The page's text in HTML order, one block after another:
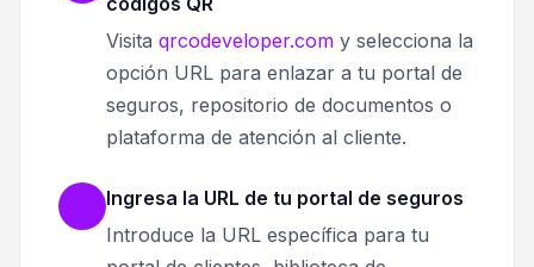
Visita qrcodeveloper.com y selecciona la
opción URL para enlazar a tu portal de
seguros, repositorio de documentos o
plataforma de atención al cliente.
Ingresa la URL de tu portal de seguros
Introduce la URL específica para tu